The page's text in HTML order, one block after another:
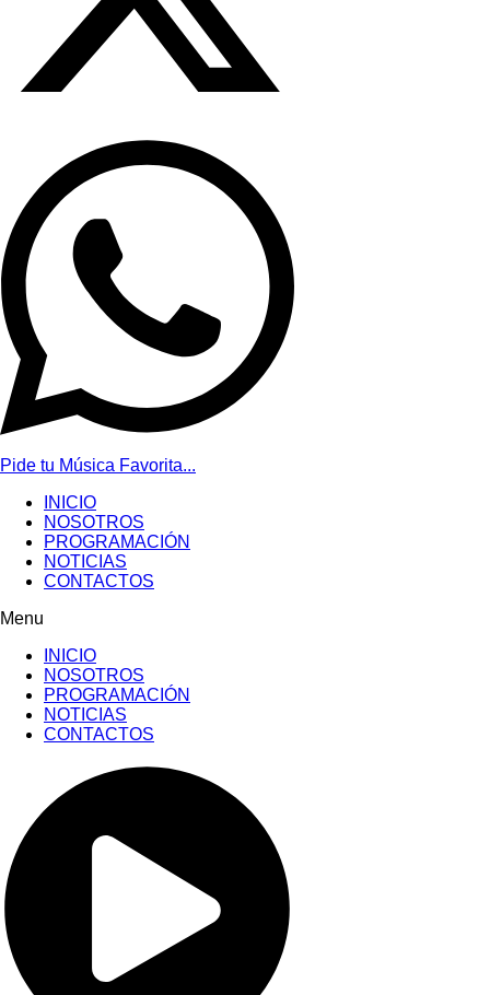
Pide tu Música Favorita...
INICIO
NOSOTROS
PROGRAMACIÓN
NOTICIAS
CONTACTOS
Menu
INICIO
NOSOTROS
PROGRAMACIÓN
NOTICIAS
CONTACTOS